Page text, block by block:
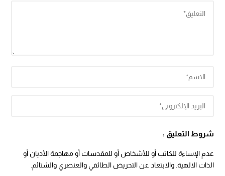
شروط التعليق :
عدم الإساءة للكاتب أو للأشخاص أو للمقدسات أو مهاجمة الأديان أو
الذات الالهية. والابتعاد عن التحريض الطائفي والعنصري والشتائم.